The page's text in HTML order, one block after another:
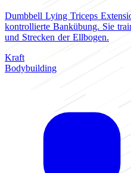
Dumbbell Lying Triceps
kontrollierte Bankübung. Sie
und Strecken der Ellbogen.
Kraft
Bodybuilding